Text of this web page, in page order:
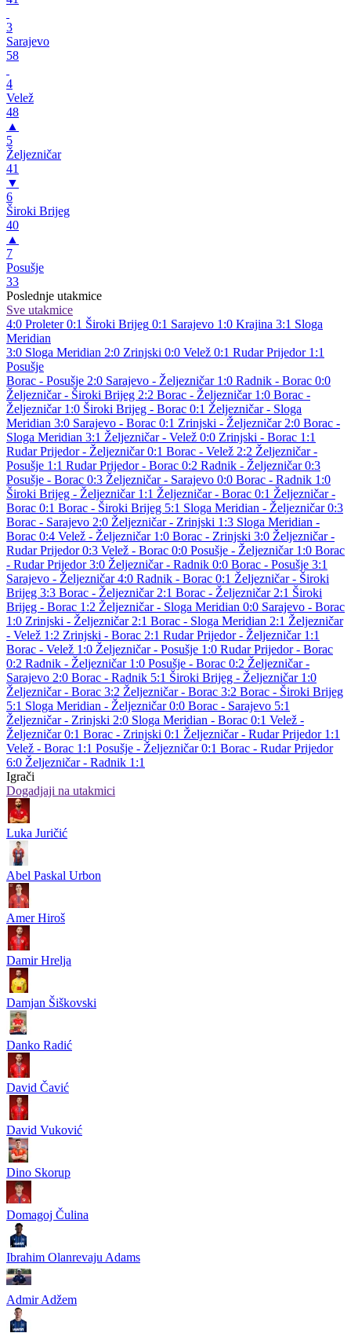
3
Sarajevo
58
4
Velež
48
▲
5
Željezničar
41
▼
6
Široki Brijeg
40
▲
7
Posušje
33
Poslednje utakmice
Sve utakmice
4:0 Proleter 0:1 Široki Brijeg 0:1 Sarajevo 1:0 Krajina 3:1 Sloga
Meridian
3:0 Sloga Meridian 2:0 Zrinjski 0:0 Velež 0:1 Rudar Prijedor 1:1
Posušje
Borac - Posušje 2:0 Sarajevo - Željezničar 1:0 Radnik - Borac 0:0
Željezničar - Široki Brijeg 2:2 Borac - Željezničar 1:0 Borac -
Željezničar 1:0 Široki Brijeg - Borac 0:1 Željezničar - Sloga
Meridian 3:0 Sarajevo - Borac 0:1 Zrinjski - Željezničar 2:0 Borac -
Sloga Meridian 3:1 Željezničar - Velež 0:0 Zrinjski - Borac 1:1
Rudar Prijedor - Željezničar 0:1 Borac - Velež 2:2 Željezničar -
Posušje 1:1 Rudar Prijedor - Borac 0:2 Radnik - Željezničar 0:3
Posušje - Borac 0:3 Željezničar - Sarajevo 0:0 Borac - Radnik 1:0
Široki Brijeg - Željezničar 1:1 Željezničar - Borac 0:1 Željezničar -
Borac 0:1 Borac - Široki Brijeg 5:1 Sloga Meridian - Željezničar 0:3
Borac - Sarajevo 2:0 Željezničar - Zrinjski 1:3 Sloga Meridian -
Borac 0:4 Velež - Željezničar 1:0 Borac - Zrinjski 3:0 Željezničar -
Rudar Prijedor 0:3 Velež - Borac 0:0 Posušje - Željezničar 1:0 Borac
- Rudar Prijedor 3:0 Željezničar - Radnik 0:0 Borac - Posušje 3:1
Sarajevo - Željezničar 4:0 Radnik - Borac 0:1 Željezničar - Široki
Brijeg 3:3 Borac - Željezničar 2:1 Borac - Željezničar 2:1 Široki
Brijeg - Borac 1:2 Željezničar - Sloga Meridian 0:0 Sarajevo - Borac
1:0 Zrinjski - Željezničar 2:1 Borac - Sloga Meridian 2:1 Željezničar
- Velež 1:2 Zrinjski - Borac 2:1 Rudar Prijedor - Željezničar 1:1
Borac - Velež 1:0 Željezničar - Posušje 1:0 Rudar Prijedor - Borac
0:2 Radnik - Željezničar 1:0 Posušje - Borac 0:2 Željezničar -
Sarajevo 2:0 Borac - Radnik 5:1 Široki Brijeg - Željezničar 1:0
Željezničar - Borac 3:2 Željezničar - Borac 3:2 Borac - Široki Brijeg
5:1 Sloga Meridian - Željezničar 0:0 Borac - Sarajevo 5:1
Željezničar - Zrinjski 2:0 Sloga Meridian - Borac 0:1 Velež -
Željezničar 0:1 Borac - Zrinjski 0:1 Željezničar - Rudar Prijedor 1:1
Velež - Borac 1:1 Posušje - Željezničar 0:1 Borac - Rudar Prijedor
6:0 Željezničar - Radnik 1:1
Igrači
Dogadjaji na utakmici
Luka Juričić
Abel Paskal Urbon
Amer Hiroš
Damir Hrelja
Damjan Šiškovski
Danko Radić
David Čavić
David Vuković
Dino Skorup
Domagoj Čulina
Ibrahim Olanrevaju Adams
Admir Adžem